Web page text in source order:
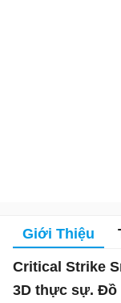
Giới Thiệu
Critical Strike
3D thực sự. Đồ